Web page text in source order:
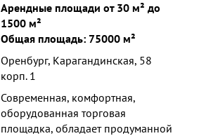
Арендные площади от 30 м² до
1500 м²
Общая площадь: 75000 м²
Оренбург, Карагандинская, 58
корп. 1
Современная, комфортная,
оборудованная торговая
площадка, обладает продуманной